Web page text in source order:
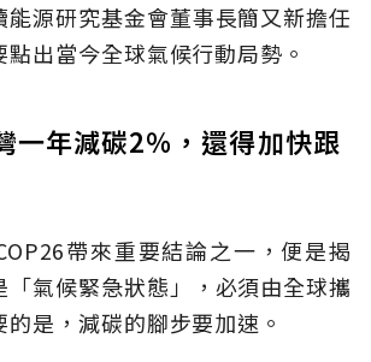
能源研究基金會董事長簡又新擔任
出當今全球氣候行動局勢。
一年減碳2％，還得加快跟
帶來重要結論之一，便是揭
「氣候緊急狀態」，必須由全球攜
是，減碳的腳步要加速。